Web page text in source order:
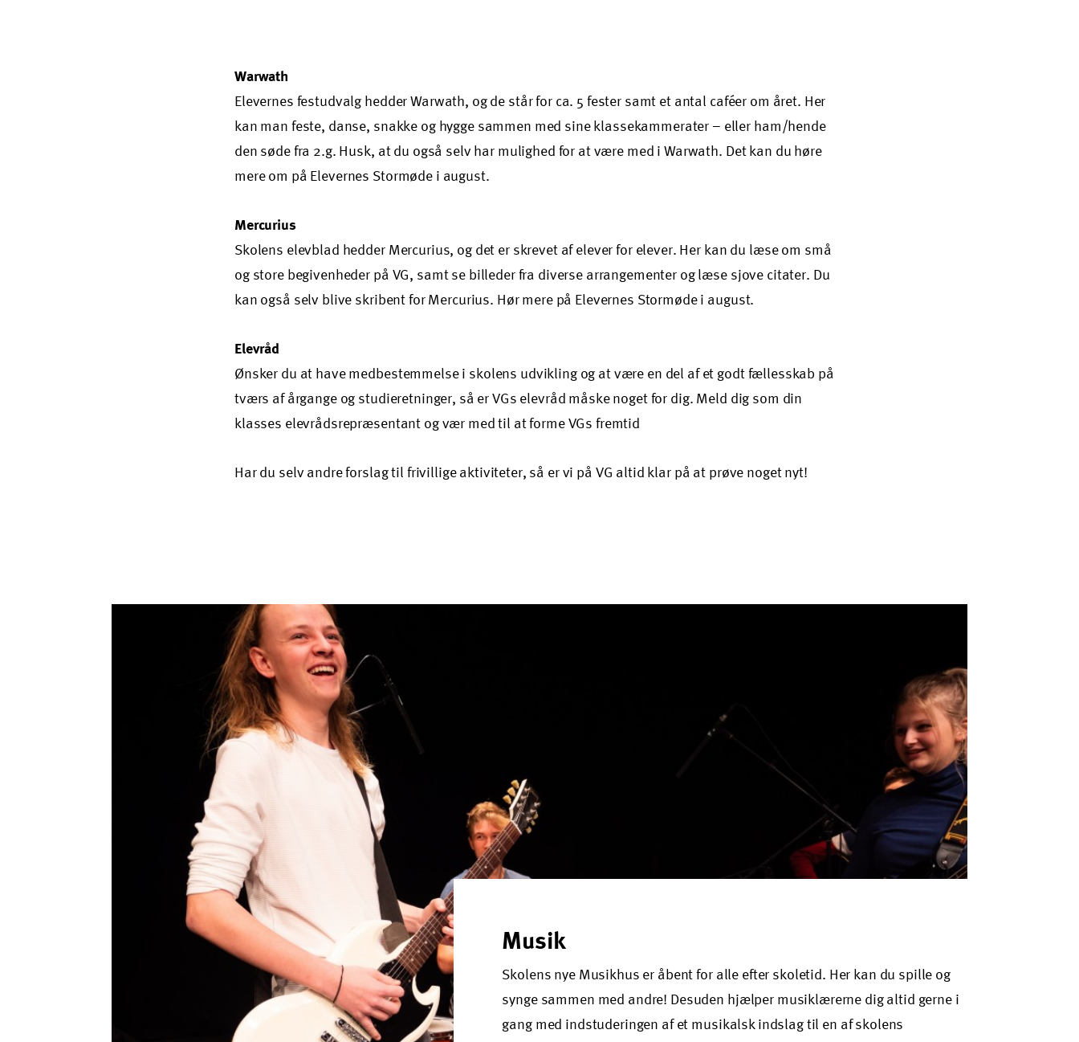
Warwath
Elevernes festudvalg hedder Warwath, og de står for ca. 5 fester samt et antal caféer om året. Her
kan man feste, danse, snakke og hygge sammen med sine klassekammerater – eller ham/hende
den søde fra 2.g. Husk, at du også selv har mulighed for at være med i Warwath. Det kan du høre
mere om på Elevernes Stormøde i august.
Mercurius
Skolens elevblad hedder Mercurius, og det er skrevet af elever for elever. Her kan du læse om små
og store begivenheder på VG, samt se billeder fra diverse arrangementer og læse sjove citater. Du
kan også selv blive skribent for Mercurius. Hør mere på Elevernes Stormøde i august.
Elevråd
Ønsker du at have medbestemmelse i skolens udvikling og at være en del af et godt fællesskab på
tværs af årgange og studieretninger, så er VGs elevråd måske noget for dig. Meld dig som din
klasses elevrådsrepræsentant og vær med til at forme VGs fremtid
Har du selv andre forslag til frivillige aktiviteter, så er vi på VG altid klar på at prøve noget nyt!
Musik
Skolens nye Musikhus er åbent for alle efter skoletid. Her kan du spille og
synge sammen med andre! Desuden hjælper musiklærerne dig altid gerne i
gang med indstuderingen af et musikalsk indslag til en af skolens